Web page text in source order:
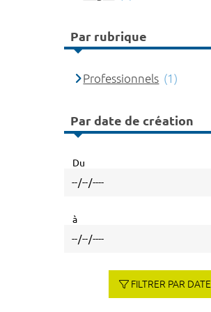
Par rubrique
Professionnels (1)
Par date de création
Du
à
FILTRER PAR DATE